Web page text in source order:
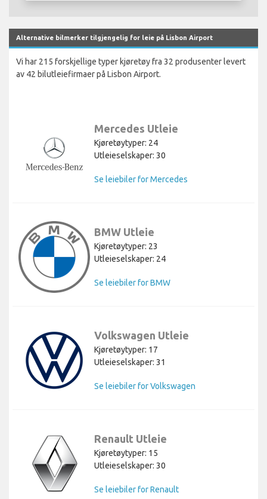
Alternative bilmerker tilgjengelig for leie på Lisbon Airport
Vi har 215 forskjellige typer kjøretøy fra 32 produsenter levert
av 42 bilutleiefirmaer på Lisbon Airport.
Mercedes Utleie
Kjøretøytyper: 24
Utleieselskaper: 30
Se leiebiler for Mercedes
BMW Utleie
Kjøretøytyper: 23
Utleieselskaper: 24
Se leiebiler for BMW
Volkswagen Utleie
Kjøretøytyper: 17
Utleieselskaper: 31
Se leiebiler for Volkswagen
Renault Utleie
Kjøretøytyper: 15
Utleieselskaper: 30
Se leiebiler for Renault